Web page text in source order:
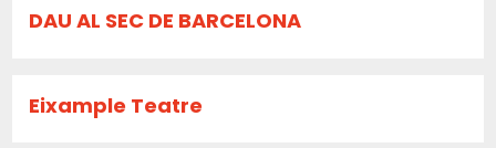
DAU AL SEC DE BARCELONA
Eixample Teatre